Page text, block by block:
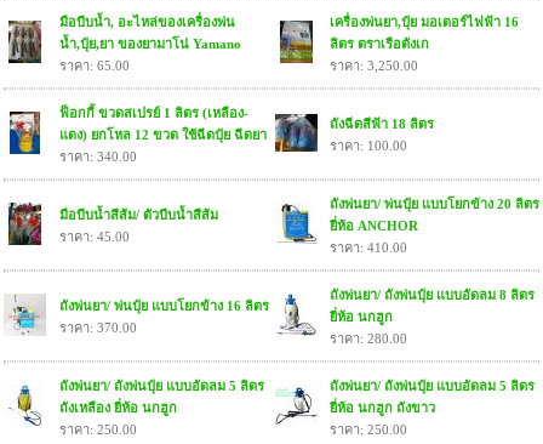
มือบีบน้ำ, อะไหล่ของเครื่องพ่น
น้ำ,ปุ๋ย,ยา ของยามาโน่ Yamano
ราคา: 65.00
เครื่องพ่นยา,ปุ๋ย มอเตอร์ไฟฟ้า 16
ลิตร ตราเรือตังเก
ราคา: 3,250.00
ฟ็อกกี้ ขวดสเปรย์ 1 ลิตร (เหลือง-
แดง) ยกโหล 12 ขวด ใช้ฉีดปุ๋ย ฉีดยา
ราคา: 340.00
ถังฉีดสีฟ้า 18 ลิตร
ราคา: 100.00
มือบีบน้ำสีส้ม/ ตัวบีบน้ำสีส้ม
ราคา: 45.00
ถังพ่นยา/ พ่นปุ๋ย แบบโยกข้าง 20 ลิตร
ยี่ห้อ ANCHOR
ราคา: 410.00
ถังพ่นยา/ พ่นปุ๋ย แบบโยกข้าง 16 ลิตร
ราคา: 370.00
ถังพ่นยา/ ถังพ่นปุ๋ย แบบอัดลม 8 ลิตร
ยี่ห้อ นกฮูก
ราคา: 280.00
ถังพ่นยา/ ถังพ่นปุ๋ย แบบอัดลม 5 ลิตร
ถังเหลือง ยี่ห้อ นกฮูก
ราคา: 250.00
ถังพ่นยา/ ถังพ่นปุ๋ย แบบอัดลม 5 ลิตร
ยี่ห้อ นกฮูก ถังขาว
ราคา: 250.00